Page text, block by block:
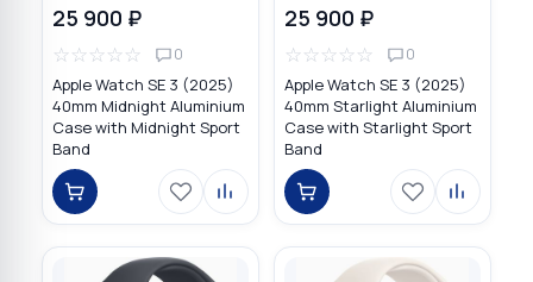
25 900 ₽
☆☆☆☆☆ 0
Apple Watch SE 3 (2025)
40mm Midnight Aluminium
Case with Midnight Sport
Band
25 900 ₽
☆☆☆☆☆ 0
Apple Watch SE 3 (2025)
40mm Starlight Aluminium
Case with Starlight Sport
Band